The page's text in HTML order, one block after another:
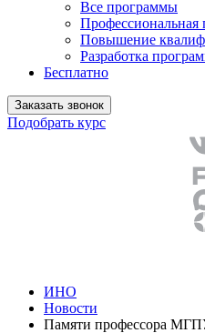
Все программы
Профессиональная
Повышение
Разработка
Бесплатно
Заказать звонок
Подобрать курс
ИНО
Новости
Памяти профессора